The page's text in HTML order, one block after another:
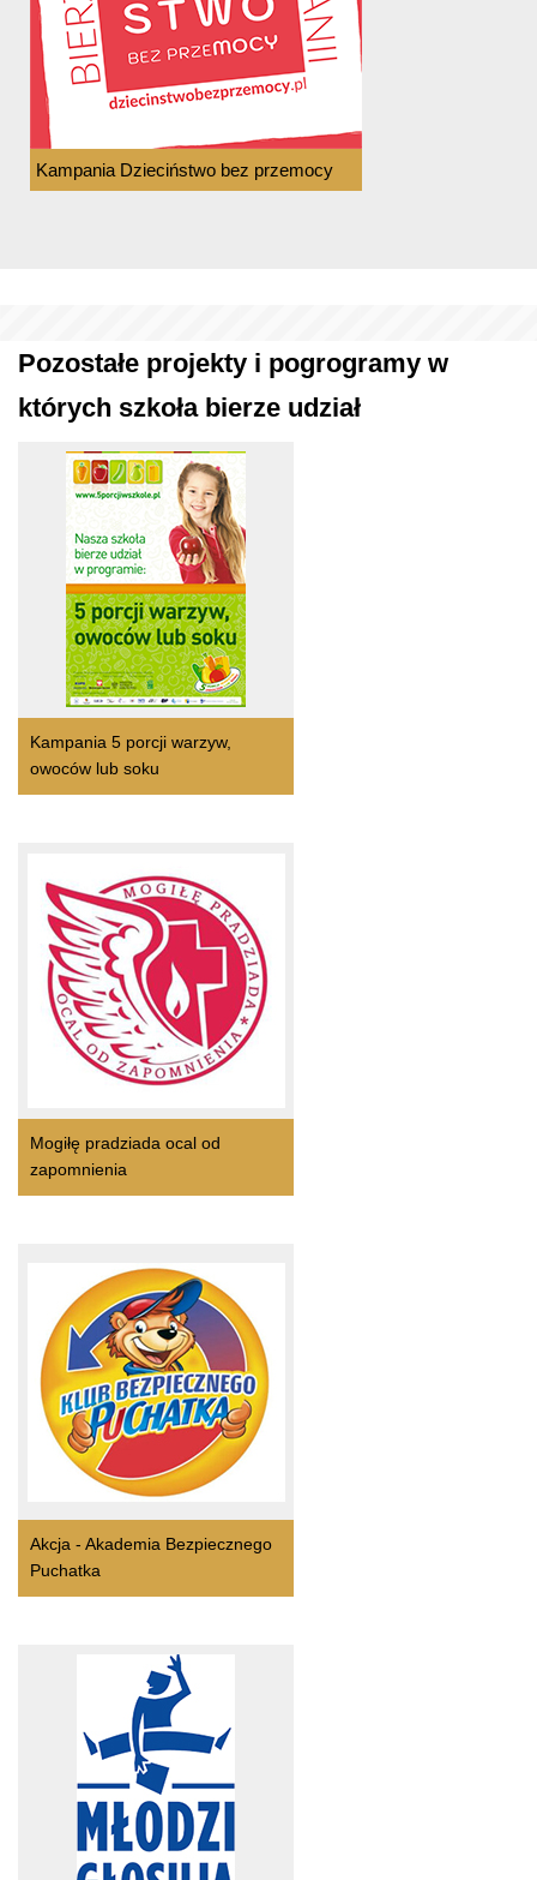
Kampania Dzieciństwo bez przemocy
Pozostałe projekty i pogrogramy w
których szkoła bierze udział
Kampania 5 porcji warzyw,
owoców lub soku
Mogiłę pradziada ocal od
zapomnienia
Akcja - Akademia Bezpiecznego
Puchatka